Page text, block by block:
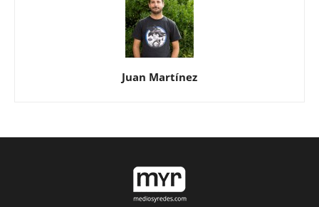
Juan Martínez